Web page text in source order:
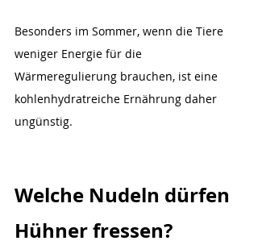
Besonders im Sommer, wenn die Tiere
weniger Energie für die
Wärmeregulierung brauchen, ist eine
kohlenhydratreiche Ernährung daher
ungünstig.
Welche Nudeln dürfen
Hühner fressen?